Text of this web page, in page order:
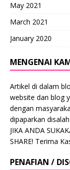
May 2021
March 2021
January 2020
MENGENAI
Artikel di dalam
website dan blog
dengan
dipaparkan
JIKA ANDA
SHARE! Terima
PENAFIAN /